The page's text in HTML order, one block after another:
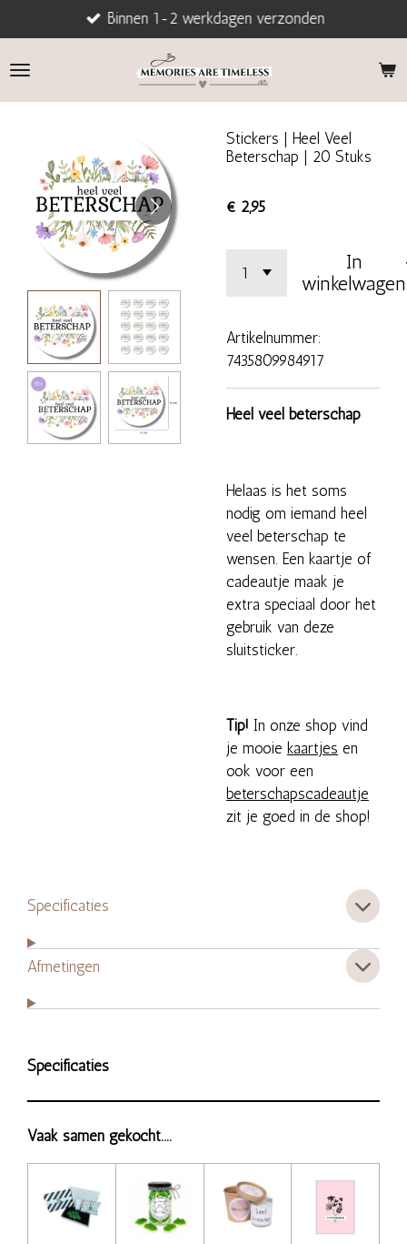
direct
naar
Binnen 1-2 werkdagen verzonden
Stickers | Heel Veel
Beterschap | 20 Stuks
€ 2,95
In
winkelwagen
Artikelnummer:
7435809984917
Heel veel beterschap
Helaas is het soms
nodig om iemand heel
veel beterschap te
wensen. Een kaartje of
cadeautje maak je
extra speciaal door het
gebruik van deze
sluitsticker.
Tip! In onze shop vind
je mooie kaartjes en
ook voor een
beterschapscadeautje
zit je goed in de shop!
Specificaties
Afmetingen
Specificaties
Vaak samen gekocht....